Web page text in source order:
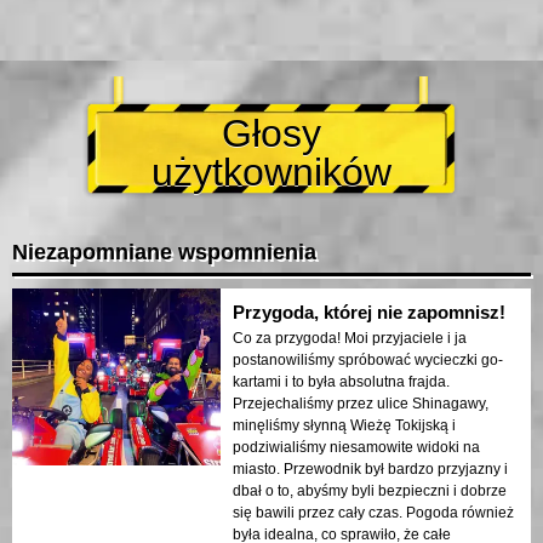
Głosy
użytkowników
Niezapomniane wspomnienia
Przygoda, której nie zapomnisz!
Co za przygoda! Moi przyjaciele i ja
postanowiliśmy spróbować wycieczki go-
kartami i to była absolutna frajda.
Przejechaliśmy przez ulice Shinagawy,
minęliśmy słynną Wieżę Tokijską i
podziwialiśmy niesamowite widoki na
miasto. Przewodnik był bardzo przyjazny i
dbał o to, abyśmy byli bezpieczni i dobrze
się bawili przez cały czas. Pogoda również
była idealna, co sprawiło, że całe